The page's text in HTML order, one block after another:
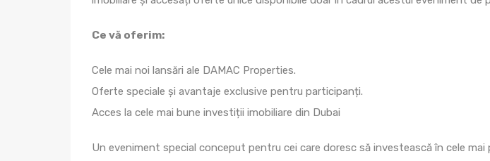
Ce vă oferim:
Cele mai noi lansări ale DAMAC Properties.
Oferte speciale și avantaje exclusive pentru participanți.
Acces la cele mai bune investiții imobiliare din Dubai
Un eveniment special conceput pentru cei care doresc să investească în cele